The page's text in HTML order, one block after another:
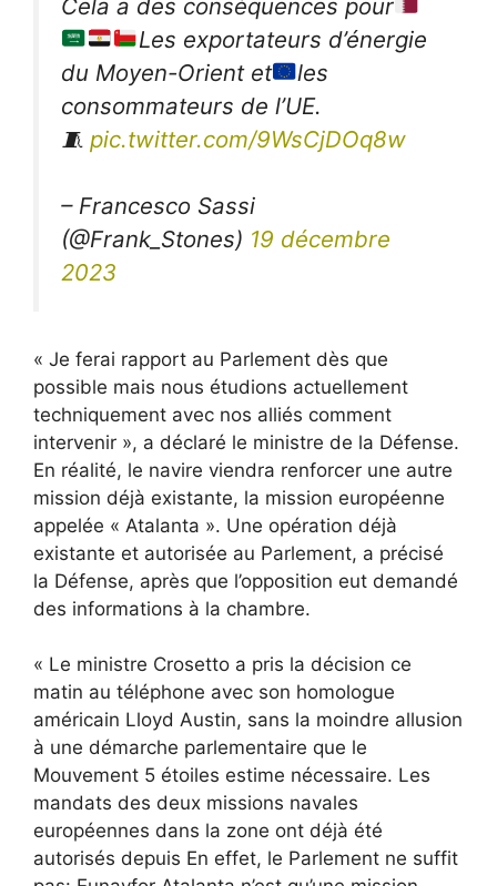
Cela a des conséquences pour
Les exportateurs d’énergie
du Moyen-Orient et
les
consommateurs de l’UE.
🧵 pic.twitter.com/9WsCjDOq8w
– Francesco Sassi
(@Frank_Stones) 19 décembre
2023
« Je ferai rapport au Parlement dès que
possible mais nous étudions actuellement
techniquement avec nos alliés comment
intervenir », a déclaré le ministre de la Défense.
En réalité, le navire viendra renforcer une autre
mission déjà existante, la mission européenne
appelée « Atalanta ». Une opération déjà
existante et autorisée au Parlement, a précisé
la Défense, après que l’opposition eut demandé
des informations à la chambre.
« Le ministre Crosetto a pris la décision ce
matin au téléphone avec son homologue
américain Lloyd Austin, sans la moindre allusion
à une démarche parlementaire que le
Mouvement 5 étoiles estime nécessaire. Les
mandats des deux missions navales
européennes dans la zone ont déjà été
autorisés depuis En effet, le Parlement ne suffit